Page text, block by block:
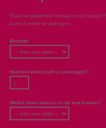
Staat uw gewenste formaat er niet
is per 5 meter te verlengen.
Breedte:
Hoeveel tenten wilt u aanvragen?
Welke vloer moet er in de tent komen?